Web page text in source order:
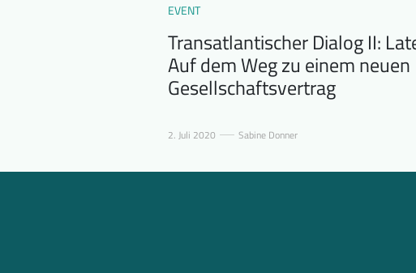
EVENT
Transatlantischer Dialog II:
Auf dem Weg zu einem neuen
Gesellschaftsvertrag
2. Juli 2020 Sabine Donner